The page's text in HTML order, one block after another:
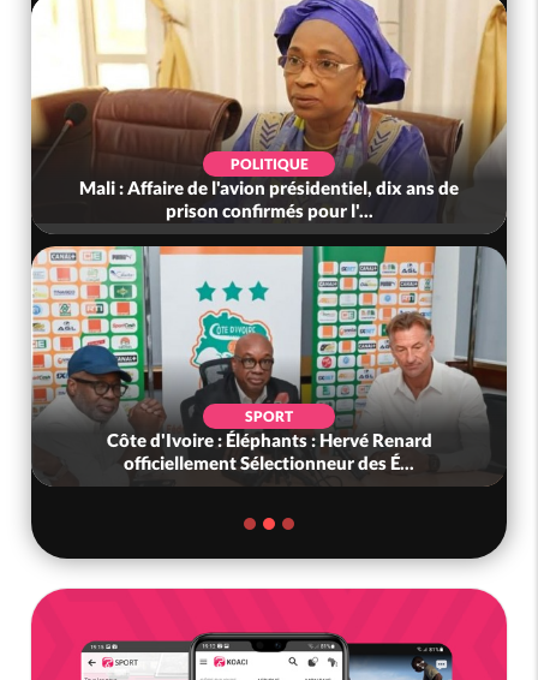
POLITIQUE
Mali : Affaire de l'avion présidentiel, dix ans de
prison confirmés pour l'...
SPORT
Côte d'Ivoire : Éléphants : Hervé Renard
officiellement Sélectionneur des É...